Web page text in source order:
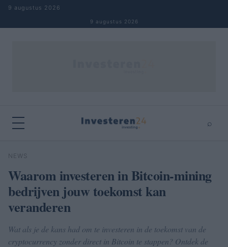
Naar inhoud springen
9 augustus 2026
9 augustus 2026
⌕
Zoeken
NEWS
Waarom investeren in Bitcoin-mining
bedrijven jouw toekomst kan
veranderen
Wat als je de kans had om te investeren in de toekomst van de
cryptocurrency zonder direct in Bitcoin te stappen? Ontdek de